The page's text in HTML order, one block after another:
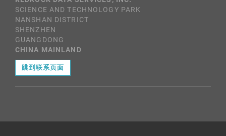
SCIENCE AND TECHNOLOGY PARK
NANSHAN DISTRICT
SHENZHEN
GUANGDONG
CHINA MAINLAND
跳到联系页面